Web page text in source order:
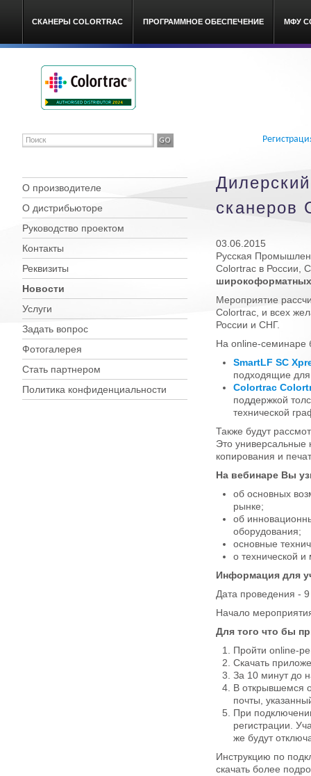
СКАНЕРЫ COLORTRAC ПРОГРАММНОЕ ОБЕСПЕЧЕНИЕ МФУ
О производителе
О дистрибьюторе
Руководство проектом
Контакты
Реквизиты
Новости
Услуги
Задать вопрос
Фотогалерея
Стать партнером
Политика конфиденциальности
сканеров
03.06.2015
Русская
Colortrac в России,
широкоформатных
Мероприятие
Colortrac, и всех
России и СНГ.
На online-семинаре
SmartLF SС
подходящие для
Colortrac
поддержкой
технической
Также будут
Это универсальные
копирования и
На вебинаре Вы
об основных
рынке;
об
оборудования;
основные
о технической
Информация для
Дата проведения -
Начало
Для того что бы
Пройти online-
Скачать
За 10 минут до
В открывшемся
почты,
При
регистрации.
же будут
Инструкцию по
скачать более